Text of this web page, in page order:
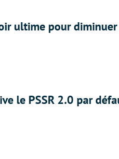
ultime pour
le PSSR 2.0 par